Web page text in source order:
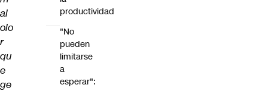
al
olo
r
qu
e
ge
productividad
"No
pueden
limitarse
a
esperar":